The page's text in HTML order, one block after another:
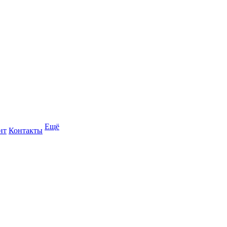
Контакты Ещё